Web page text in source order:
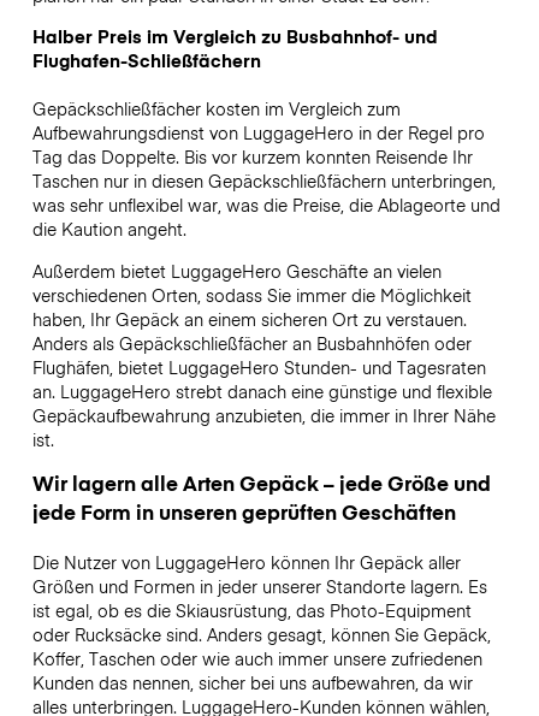
Halber Preis im Vergleich zu Busbahnhof- und
Flughafen-Schließfächern
Gepäckschließfächer kosten im Vergleich zum
Aufbewahrungsdienst von LuggageHero in der Regel pro
Tag das Doppelte. Bis vor kurzem konnten Reisende Ihr
Taschen nur in diesen Gepäckschließfächern unterbringen,
was sehr unflexibel war, was die Preise, die Ablageorte und
die Kaution angeht.
Außerdem bietet LuggageHero Geschäfte an vielen
verschiedenen Orten, sodass Sie immer die Möglichkeit
haben, Ihr Gepäck an einem sicheren Ort zu verstauen.
Anders als Gepäckschließfächer an Busbahnhöfen oder
Flughäfen, bietet LuggageHero Stunden- und Tagesraten
an. LuggageHero strebt danach eine günstige und flexible
Gepäckaufbewahrung anzubieten, die immer in Ihrer Nähe
ist.
Wir lagern alle Arten Gepäck – jede Größe und
jede Form in unseren geprüften Geschäften
Die Nutzer von LuggageHero können Ihr Gepäck aller
Größen und Formen in jeder unserer Standorte lagern. Es
ist egal, ob es die Skiausrüstung, das Photo-Equipment
oder Rucksäcke sind. Anders gesagt, können Sie Gepäck,
Koffer, Taschen oder wie auch immer unsere zufriedenen
Kunden das nennen, sicher bei uns aufbewahren, da wir
alles unterbringen. LuggageHero-Kunden können wählen,